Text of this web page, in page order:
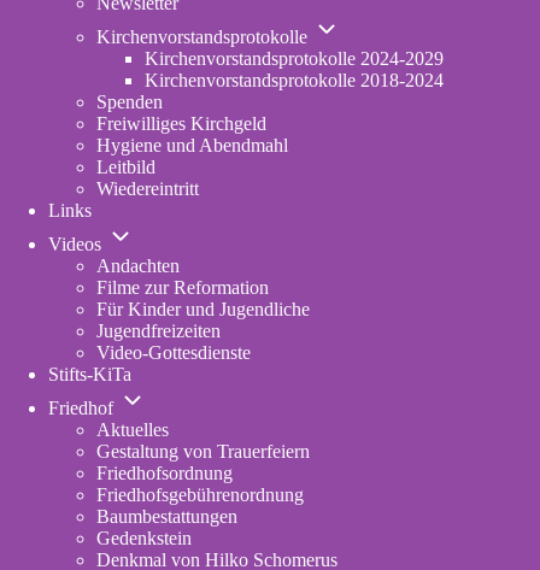
Kirchenvorstandsprotokolle
Unternavigation
Kirchenvorstandsprotokolle
Kirchenvorstandsprotokolle 2024-2029
Kirchenvorstandsprotokolle 2018-2024
Spenden
Freiwilliges Kirchgeld
Hygiene und Abendmahl
Leitbild
Wiedereintritt
Links
Videos
Unternavigation
Videos
Andachten
Filme zur Reformation
Für Kinder und Jugendliche
Jugendfreizeiten
Video-Gottesdienste
Stifts-KiTa
in
tab)
Friedhof
Unternavigation
Friedhof
Aktuelles
Gestaltung von Trauerfeiern
Friedhofsordnung
Friedhofsgebührenordnung
tab)
Baumbestattungen
Gedenkstein
Denkmal von Hilko Schomerus